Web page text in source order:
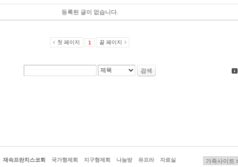
등록된 글이 없습니다.
첫 페이지 1 끝 페이지
검색
재속프란치스코회 국가형제회 지구형제회 나눔방 유프라 자료실